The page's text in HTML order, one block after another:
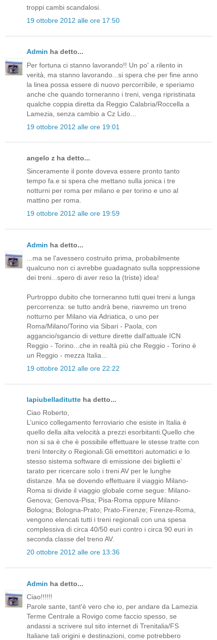
troppi cambi scandalosi.
19 ottobre 2012 alle ore 17:50
Admin ha detto...
Per fortuna ci stanno lavorando!! Un po' a rilento in
verità, ma stanno lavorando...si spera che per fine anno
la linea possa essere di nuovo percorribile, e speriamo
anche che quando torneranno i treni, venga ripristinata
qualche coppia diretta da Reggio Calabria/Roccella a
Lamezia, senza cambio a Cz Lido...
19 ottobre 2012 alle ore 19:01
angelo z ha detto...
Sinceramente il ponte doveva essere pronto tanto
tempo fa.e si spera che mettano sulla jonica i tre
notturni per roma per milano e per torino e uno al
mattino per roma.
19 ottobre 2012 alle ore 19:59
Admin ha detto...
...ma se l'avessero costruito prima, probabilmente
qualcuno non ci avrebbe guadagnato sulla soppressione
dei treni...spero di aver reso la (triste) idea!
Purtroppo dubito che torneranno tutti quei treni a lunga
percorrenza: se tutto andrà bene, riavremo un treno
notturno per Milano via Adriatica, o uno per
Roma/Milano/Torino via Sibari - Paola, con
aggancio/sgancio di vetture dirette dall'attuale ICN
Reggio - Torino...che in realtà più che Reggio - Torino è
un Reggio - mezza Italia...
19 ottobre 2012 alle ore 22:22
lapiubelladitutte ha detto...
Ciao Roberto,
L’unico collegamento ferroviario che esiste in Italia è
quello della alta velocità a prezzi esorbitanti.Quello che
non si sa è che è possibile effettuare le stesse tratte con
treni Intercity o Regionali.Gli emettitori automatici e lo
stesso sistema software di emissione dei biglietti e’
tarato per ricercare solo i treni AV per le lunghe
distanze. Ma se dovendo effettuare il viaggio Milano-
Roma si divide il viaggio globale come segue: Milano-
Genova; Genova-Pisa; Pisa-Roma oppure Milano-
Bologna; Bologna-Prato; Prato-Firenze; Firenze-Roma,
vengono elencati tutti i treni regionali con una spesa
complessiva di circa 40/50 euri contro i circa 90 euri in
seconda classe del treno AV.
20 ottobre 2012 alle ore 13:36
Admin ha detto...
Ciao!!!!!!
Parole sante, tant'è vero che io, per andare da Lamezia
Terme Centrale a Rovigo come faccio spesso, se
andassi a scrivere sul sito internet di Trenitalia/FS
Italiane tali origini e destinazioni, come potrebbero